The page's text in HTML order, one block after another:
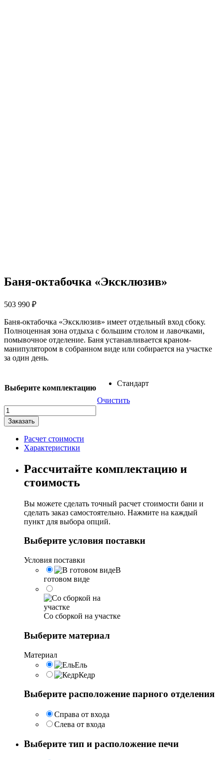
Баня-октабочка «Эксклюзив»
503 990 ₽
Баня-октабочка «Эксклюзив» имеет отдельный вход сбоку.
Полноценная зона отдыха с большим столом и лавочками,
помывочное отделение. Баня устанавливается краном-
манипулятором в собранном виде или собирается на участке
за один день.
Выберите комплектацию
Стандарт
Очистить
Количество
товара
Баня-
октабочка
"Эксклюзив"
Заказать
Расчет стоимости
Характеристики
Рассчитайте комплектацию и
стоимость
Вы можете сделать точный расчет стоимости бани и
сделать заказ самостоятельно. Нажмите на каждый
пункт для выбора опций.
Выберите условия поставки
Условия поставки
В
готовом виде
Со сборкой на участке
Выберите материал
Материал
Ель
Кедр
Выберите расположение парного отделения
Справа от входа
Слева от входа
Выберите тип и расположение печи